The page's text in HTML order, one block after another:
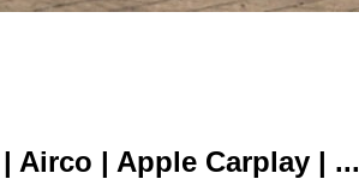
Airco | Apple Carplay | ...